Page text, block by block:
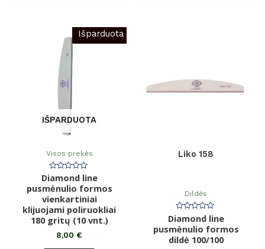
Išparduota
IŠPARDUOTA
Visos prekės
Įvertinimas:
0
iš
5
Diamond line
pusmėnulio formos
vienkartiniai
klijuojami poliruokliai
180 gritų (10 vnt.)
8,00 €
Liko 158
Dildės
Įvertinimas:
0
iš
5
Diamond line
pusmėnulio formos
dildė 100/100